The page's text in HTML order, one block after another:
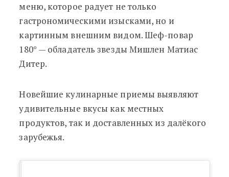
меню, которое радует не только
гастрономическими изысками, но и
картинным внешним видом. Шеф-повар
180° — обладатель звезды Мишлен Матиас
Дитер.
Новейшие кулинарные приемы выявляют
удивительные вкусы как местных
продуктов, так и доставленных из далёкого
зарубежья.